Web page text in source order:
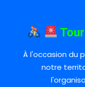
À l'occasion du
notre